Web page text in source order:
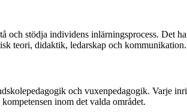
och stödja individens inlärningsprocess. Det
teori, didaktik, ledarskap och kommunikation.
och vuxenpedagogik. Varje
inom det valda området.